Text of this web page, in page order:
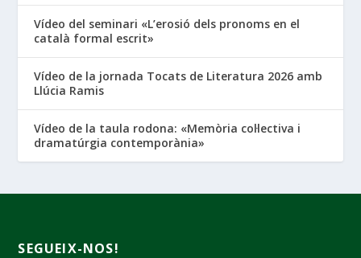
Vídeo del seminari «L’erosió dels pronoms en el
català formal escrit»
Vídeo de la jornada Tocats de Literatura 2026 amb
Llúcia Ramis
Vídeo de la taula rodona: «Memòria col·lectiva i
dramatúrgia contemporània»
SEGUEIX-NOS!